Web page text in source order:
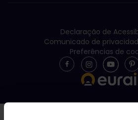
Declaração de
Comunicado de
Preferências de